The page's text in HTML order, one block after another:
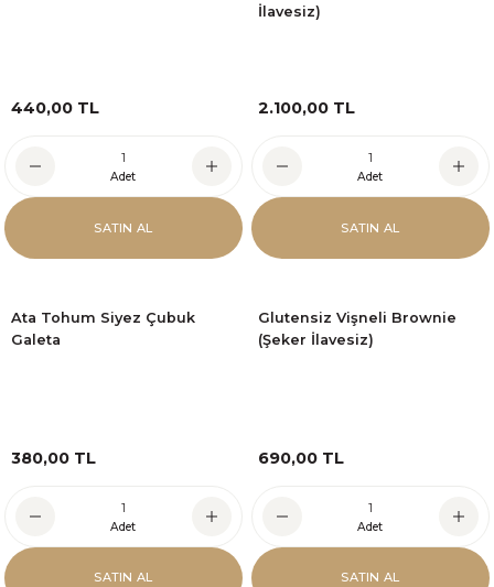
440,00 TL
Adet
SATIN AL
İlavesiz)
2.100,00 TL
Adet
SATIN AL
Ata Tohum Siyez Çubuk
Galeta
380,00 TL
Adet
SATIN AL
Glutensiz Vişneli Brownie
(Şeker İlavesiz)
690,00 TL
Adet
SATIN AL